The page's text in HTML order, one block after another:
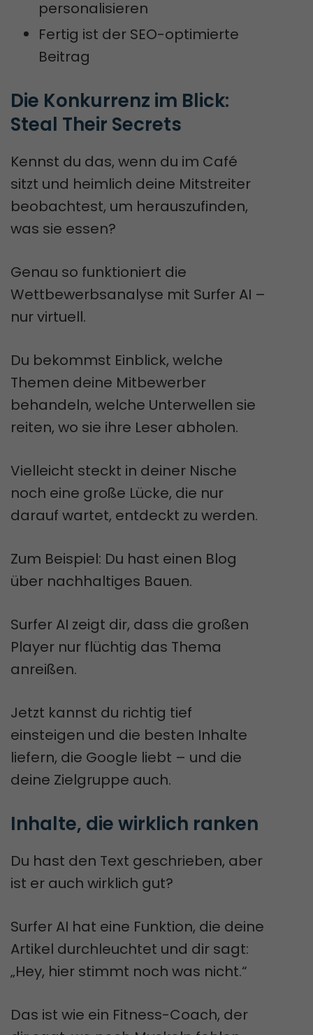
personalisieren
Fertig ist der SEO-optimierte
Beitrag
Die Konkurrenz im Blick:
Steal Their Secrets
Kennst du das, wenn du im Café
sitzt und heimlich deine Mitstreiter
beobachtest, um herauszufinden,
was sie essen?
Genau so funktioniert die
Wettbewerbsanalyse mit Surfer AI –
nur virtuell.
Du bekommst Einblick, welche
Themen deine Mitbewerber
behandeln, welche Unterwellen sie
reiten, wo sie ihre Leser abholen.
Vielleicht steckt in deiner Nische
noch eine große Lücke, die nur
darauf wartet, entdeckt zu werden.
Zum Beispiel: Du hast einen Blog
über nachhaltiges Bauen.
Surfer AI zeigt dir, dass die großen
Player nur flüchtig das Thema
anreißen.
Jetzt kannst du richtig tief
einsteigen und die besten Inhalte
liefern, die Google liebt – und die
deine Zielgruppe auch.
Inhalte, die wirklich ranken
Du hast den Text geschrieben, aber
ist er auch wirklich gut?
Surfer AI hat eine Funktion, die deine
Artikel durchleuchtet und dir sagt:
„Hey, hier stimmt noch was nicht.“
Das ist wie ein Fitness-Coach, der